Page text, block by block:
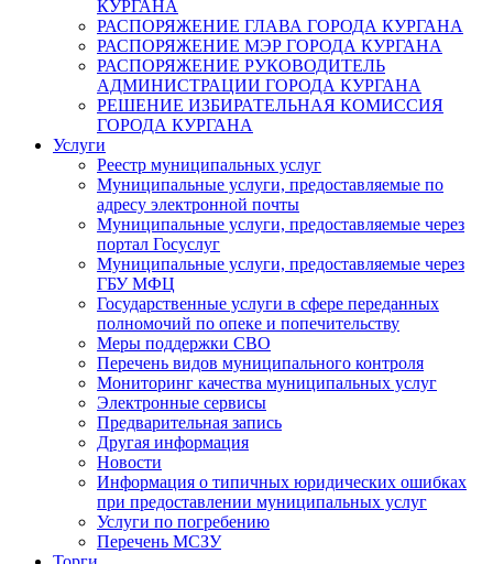
КУРГАНА
РАСПОРЯЖЕНИЕ ГЛАВА ГОРОДА КУРГАНА
РАСПОРЯЖЕНИЕ МЭР ГОРОДА КУРГАНА
РАСПОРЯЖЕНИЕ РУКОВОДИТЕЛЬ
АДМИНИСТРАЦИИ ГОРОДА КУРГАНА
РЕШЕНИЕ ИЗБИРАТЕЛЬНАЯ КОМИССИЯ
ГОРОДА КУРГАНА
Услуги
Реестр муниципальных услуг
Муниципальные услуги, предоставляемые по
адресу электронной почты
Муниципальные услуги, предоставляемые через
портал Госуслуг
Муниципальные услуги, предоставляемые через
ГБУ МФЦ
Государственные услуги в сфере переданных
полномочий по опеке и попечительству
Меры поддержки СВО
Перечень видов муниципального контроля
Мониторинг качества муниципальных услуг
Электронные сервисы
Предварительная запись
Другая информация
Новости
Информация о типичных юридических ошибках
при предоставлении муниципальных услуг
Услуги по погребению
Перечень МСЗУ